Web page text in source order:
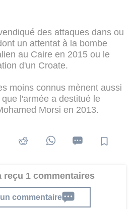
des attaques dans ou
un attentat à la bombe
au Caire en 2015 ou le
d'un Croate.
moins connus mènent aussi
l'armée a destitué le
Morsi en 2013.
reçu 1 commentaires
commentaire